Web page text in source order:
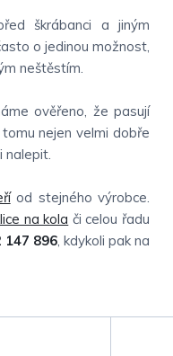
škrábanci a jiným
o jedinou možnost,
neštěstím.
ověřeno, že pasují
nejen velmi dobře
nalepit.
od stejného výrobce.
na kola či celou řadu
147 896, kdykoli pak na